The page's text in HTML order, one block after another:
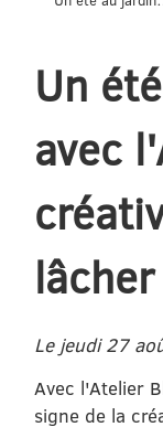
Un
avec
Le jeudi 27
Avec l'Atelier
signe de la